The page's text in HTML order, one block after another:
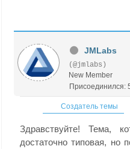
JMLabs
(@jmlabs)
New Member
Присоединился:
Создатель темы
Здравствуйте! Тема,
достаточно типовая, но